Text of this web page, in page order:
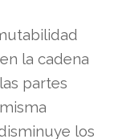
la cadena
partes
los